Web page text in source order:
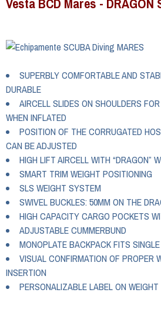
Vesta BCD Mares - DRAGON
SUPERBLY COMFORTABLE AND
DURABLE
AIRCELL SLIDES ON SHOULDERS
WHEN INFLATED
POSITION OF THE CORRUGATED
CAN BE ADJUSTED
HIGH LIFT AIRCELL WITH “DRAGON”
SMART TRIM WEIGHT POSITIONING
SLS WEIGHT SYSTEM
SWIVEL BUCKLES: 50MM ON THE
HIGH CAPACITY CARGO POCKETS
ADJUSTABLE CUMMERBUND
MONOPLATE BACKPACK FITS
VISUAL CONFIRMATION OF PROPER
INSERTION
PERSONALIZABLE LABEL ON